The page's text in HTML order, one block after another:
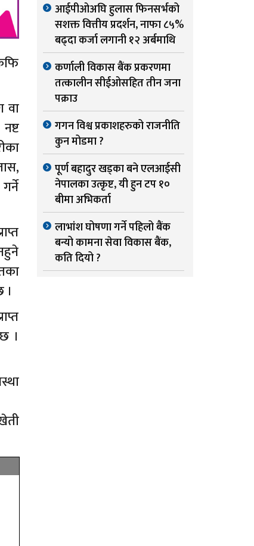
वा
।
आईपीओअघि हुलास फिनसर्भको
सशक्त वित्तीय प्रदर्शन, नाफा ८५%
बढ्दा कर्जा लगानी १२ अर्बमाथि
कर्णाली विकास बैंक प्रकरणमा
तत्कालीन सीईओसहित तीन जना
पक्राउ
गगन विश्व प्रकाशहरुको राजनीति
कुन मोडमा ?
पूर्ण बहादुर खड्का बने एलआईसी
नेपालका उत्कृष्ट, यी हुन टप १०
बीमा अभिकर्ता
लाभांश घोषणा गर्ने पहिलो बैंक
बन्यो कामना सेवा विकास बैंक,
कति दियो ?